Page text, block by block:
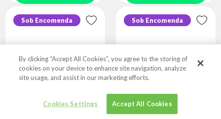
Sob Encomenda Sob Encomenda
By clicking “Accept All Cookies”, you agree to the storing of
cookies on your device to enhance site navigation, analyze
site usage, and assist in our marketing efforts.
Cookies Settings Accept All Cookies